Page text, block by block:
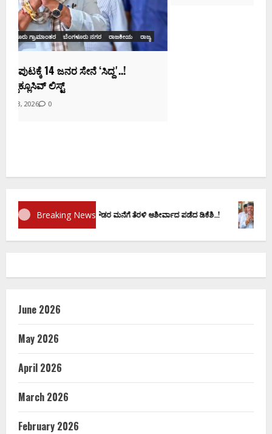
Breaking News
ವಚನಕ್ಕೂ ಮುನ್ನ ದೊಡ್ಡಗೌಡರ ಮನೆಗೆ ತೆರಳಿ ಆಶೀರ್ವಾದ ಪಡೆದ ಡಿಕೆಶಿ..! ಡಿ.ಕೆ
June 2026
May 2026
April 2026
March 2026
February 2026